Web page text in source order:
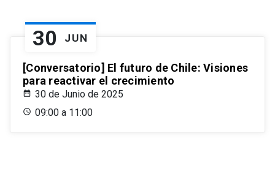
30 JUN
[Conversatorio] El futuro de Chile: Visiones
para reactivar el crecimiento
30 de Junio de 2025
09:00 a 11:00